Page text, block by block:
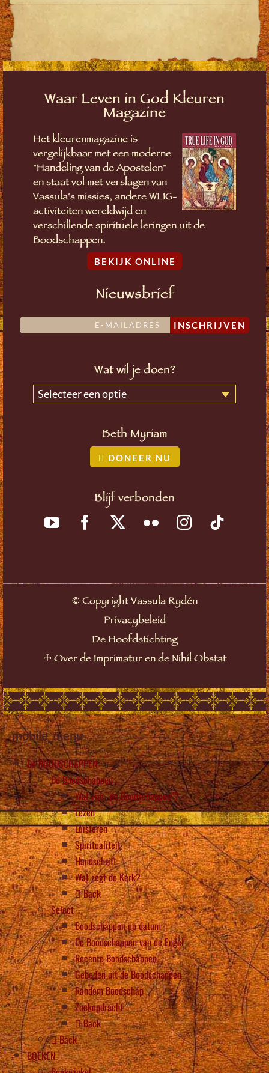
Waar Leven in God Kleuren
Magazine
Het kleurenmagazine is
vergelijkbaar met een moderne
"Handeling van de Apostelen"
en staat vol met verslagen van
Vassula's missies, andere WLIG-
activiteiten wereldwijd en
verschillende spirituele leringen uit de
Boodschappen.
BEKIJK ONLINE
Nieuwsbrief
INSCHRIJVEN
Wat wil je doen?
Selecteer een optie
Beth Myriam
DONEER NU
Blijf verbonden
©Copyright Vassula Rydén
Privacybeleid
De Hoofdstichting
☩ Over de Imprimatur en de Nihil Obstat
mobile_menu
De BOODSCHAPPEN
De Boodschappen
Wat zijn “de Boodschappen”?
Lezen
Luisteren
Spiritualiteit
Handschrift
Wat zegt de Kerk?
Back
Select
Boodschappen op datum
De Boodschappen van de Engel
Recente Boodschappen
Gebeden uit de Boodschappen
Random Boodschap
Zoekopdracht
Back
Back
BOEKEN